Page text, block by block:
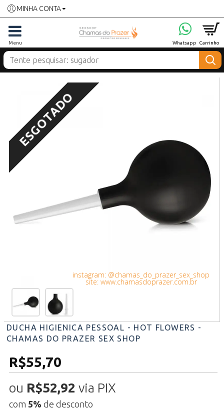
MINHA CONTA
instagram: @chamas_do_prazer_sex_shop
site: www.chamasdoprazer.com.br
ESGOTADO
DUCHA HIGIENICA PESSOAL - HOT FLOWERS -
CHAMAS DO PRAZER SEX SHOP
R$55,70
ou R$52,92 via PIX
com 5% de desconto